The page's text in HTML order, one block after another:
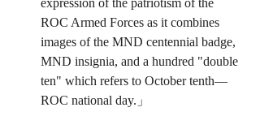
expression of the patriotism of the
ROC Armed Forces as it combines
images of the MND centennial badge,
MND insignia, and a hundred "double
ten" which refers to October tenth—
ROC national day.」